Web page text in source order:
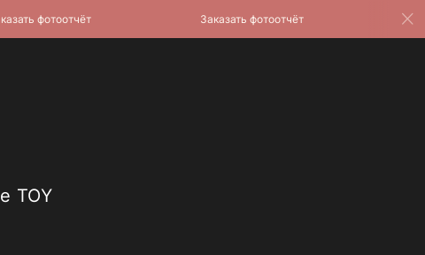
TOY
фотоотчёт Заказать фотоотчёт